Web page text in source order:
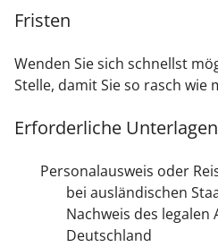
Fristen
Wenden Sie sich schnellst
Stelle, damit Sie so rasch wie
Erforderliche Unterlagen
Personalausweis oder
bei ausländischen
Nachweis des legalen
Deutschland